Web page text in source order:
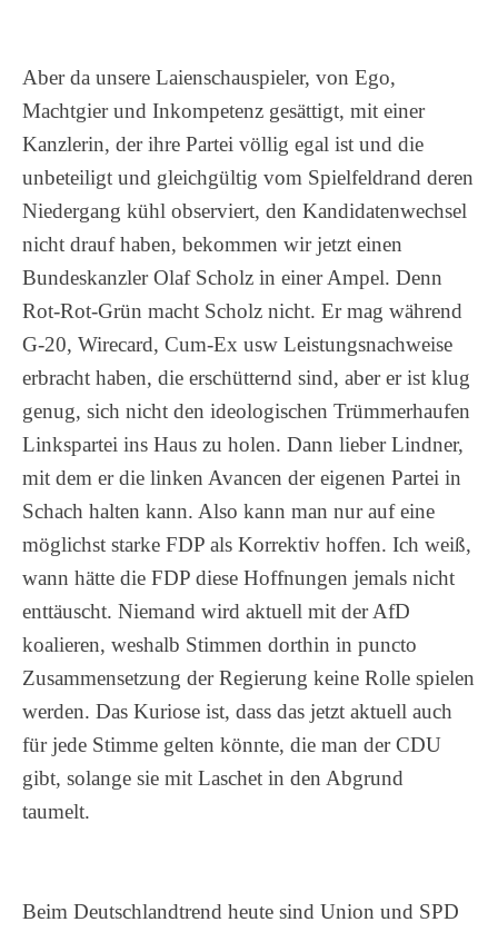
Aber da unsere Laienschauspieler, von Ego,
Machtgier und Inkompetenz gesättigt, mit einer
Kanzlerin, der ihre Partei völlig egal ist und die
unbeteiligt und gleichgültig vom Spielfeldrand deren
Niedergang kühl observiert, den Kandidatenwechsel
nicht drauf haben, bekommen wir jetzt einen
Bundeskanzler Olaf Scholz in einer Ampel. Denn
Rot-Rot-Grün macht Scholz nicht. Er mag während
G-20, Wirecard, Cum-Ex usw Leistungsnachweise
erbracht haben, die erschütternd sind, aber er ist klug
genug, sich nicht den ideologischen Trümmerhaufen
Linkspartei ins Haus zu holen. Dann lieber Lindner,
mit dem er die linken Avancen der eigenen Partei in
Schach halten kann. Also kann man nur auf eine
möglichst starke FDP als Korrektiv hoffen. Ich weiß,
wann hätte die FDP diese Hoffnungen jemals nicht
enttäuscht. Niemand wird aktuell mit der AfD
koalieren, weshalb Stimmen dorthin in puncto
Zusammensetzung der Regierung keine Rolle spielen
werden. Das Kuriose ist, dass das jetzt aktuell auch
für jede Stimme gelten könnte, die man der CDU
gibt, solange sie mit Laschet in den Abgrund
taumelt.
Beim Deutschlandtrend heute sind Union und SPD